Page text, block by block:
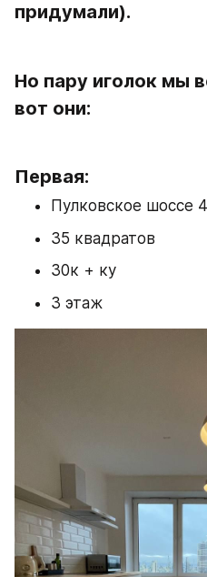
придумали).
Но пару иголок мы
вот они:
Первая:
Пулковское шоссе
35 квадратов
30к + ку
3 этаж